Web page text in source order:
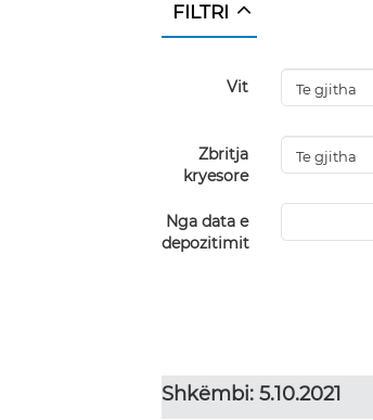
FILTRI
Vit
Zbritja
kryesore
Nga data e
depozitimit
Shkëmbi: 5.10.2021